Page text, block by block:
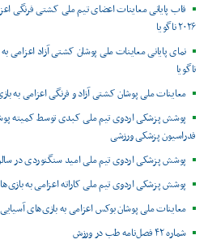
قاب پایانی معاینات اعضای تیم ملی کشتی فرنگی
۲۰۲۶ ناگویا
ناگویا
معاینات ملی پوشان کشتی آزاد و فرنگی اعزامی به
پوشش پزشکی اردوی تیم ملی کبدی توسط کمیته
فدراسیون پزشکی ورزشی
پوشش پزشکی اردوی تیم ملی امید سنگنوردی در
پوشش پزشکی اردوی تیم ملی کاراته اعزامی به
معاینات ملی پوشان بوکس اعزامی به بازی‌های آسیایی
شماره ۴۲ فصل‌نامه طب در ورزش